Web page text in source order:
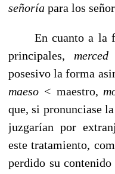
señoría para los
En cuanto a la
principa­les, merced
posesivo la forma
maeso <maestro,
que, si pronunciase
juzgarían por
este tratamiento,
perdido su